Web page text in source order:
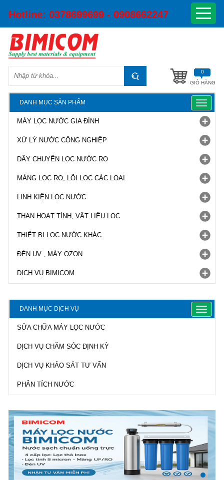
Hotline: 0378699699 - 0908662247
GIỎ HÀNG
0
DANH MỤC SẢN PHẨM
Toggle
MÁY LỌC NƯỚC GIA ĐÌNH
XỬ LÝ NƯỚC CÔNG NGHIỆP
DÂY CHUYỀN LỌC NƯỚC RO
MÀNG LỌC RO, LÕI LỌC CÁC LOẠI
LINH KIỆN LỌC NƯỚC
THAN HOẠT TÍNH, VẬT LIỆU LỌC
THIẾT BỊ LỌC NƯỚC KHÁC
ĐÈN UV , MÁY OZON
DỊCH VỤ BIMICOM
DANH MỤC DỊCH VỤ
Toggle
SỬA CHỮA MÁY LỌC NƯỚC
DỊCH VỤ CHĂM SÓC ĐỊNH KỲ
DỊCH VỤ KHẢO SÁT TƯ VẤN
PHÂN TÍCH NƯỚC